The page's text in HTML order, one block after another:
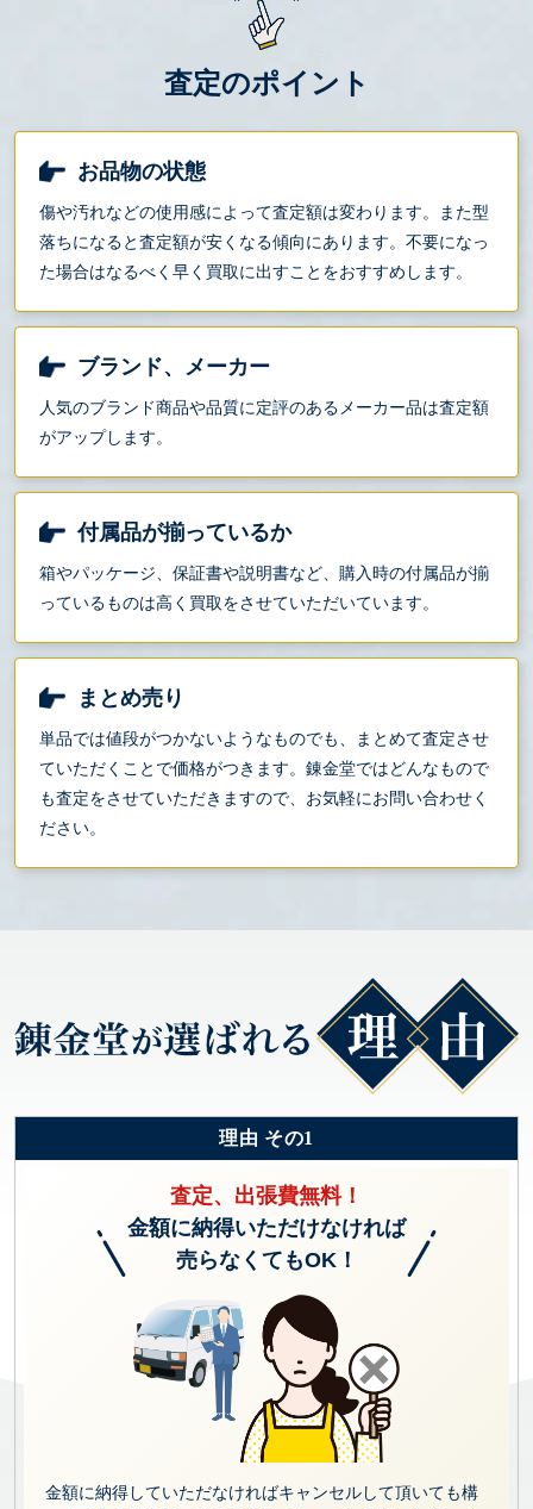
査定のポイント
お品物の状態
傷や汚れなどの使用感によって査定額は変わります。また型
落ちになると査定額が安くなる傾向にあります。不要になっ
た場合はなるべく早く買取に出すことをおすすめします。
ブランド、メーカー
人気のブランド商品や品質に定評のあるメーカー品は査定額
がアップします。
付属品が揃っているか
箱やパッケージ、保証書や説明書など、購入時の付属品が揃
っているものは高く買取をさせていただいています。
まとめ売り
単品では値段がつかないようなものでも、まとめて査定させ
ていただくことで価格がつきます。錬金堂ではどんなもので
も査定をさせていただきますので、お気軽にお問い合わせく
ださい。
理由 その1
査定、出張費無料！
金額に納得いただけなければ
売らなくてもOK！
金額に納得していただなければキャンセルして頂いても構